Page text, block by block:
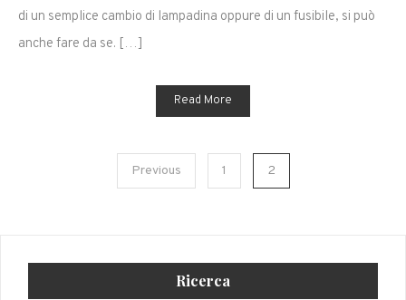
di un semplice cambio di lampadina oppure di un fusibile, si può
anche fare da se. […]
Read More
Previous 1 2
Ricerca